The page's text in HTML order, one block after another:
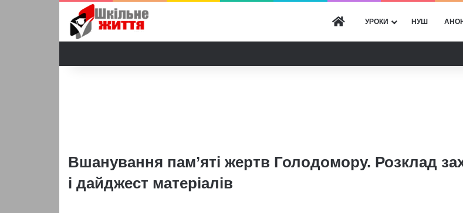
ГОЛОВНА
УРОКИ НУШ
Вшанування пам’яті жертв Голодомору. Розклад
і дайджест матеріалів